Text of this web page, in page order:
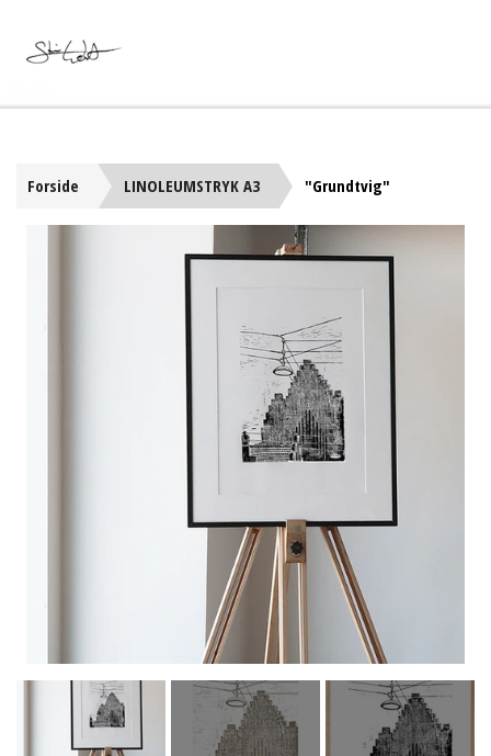
Forside LINOLEUMSTRYK A3 "Grundtvig"